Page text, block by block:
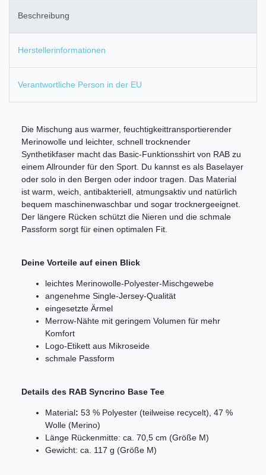
Beschreibung
Herstellerinformationen
Verantwortliche Person in der EU
Die Mischung aus warmer, feuchtigkeittransportierender
Merinowolle und leichter, schnell trocknender
Synthetikfaser macht das Basic-Funktionsshirt von RAB zu
einem Allrounder für den Sport. Du kannst es als Baselayer
oder solo in den Bergen oder indoor tragen. Das Material
ist warm, weich, antibakteriell, atmungsaktiv und natürlich
bequem maschinenwaschbar und sogar trocknergeeignet.
Der längere Rücken schützt die Nieren und die schmale
Passform sorgt für einen optimalen Fit.
Deine Vorteile auf einen Blick
leichtes Merinowolle-Polyester-Mischgewebe
angenehme Single-Jersey-Qualität
eingesetzte Ärmel
Merrow-Nähte mit geringem Volumen für mehr
Komfort
Logo-Etikett aus Mikroseide
schmale Passform
Details des RAB Syncrino Base Tee
Material: 53 % Polyester (teilweise recycelt), 47 %
Wolle (Merino)
Länge Rückenmitte: ca. 70,5 cm (Größe M)
Gewicht: ca. 117 g (Größe M)